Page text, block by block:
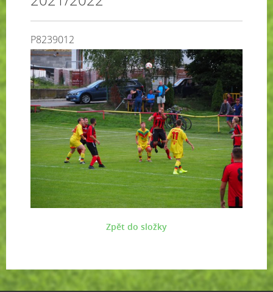
P8239012
Zpět do složky